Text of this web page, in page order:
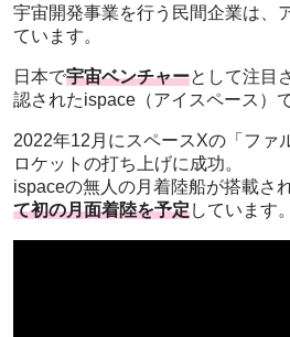
宇宙開発事業を行う民間企業は、
ています。
日本で宇宙ベンチャーとして注目
認されたispace（アイスペース）で
2022年12月にスペースXの「ファ
ロケットの打ち上げに成功。
ispaceの無人の月着陸船が搭載さ
て初の月面着陸を予定しています。